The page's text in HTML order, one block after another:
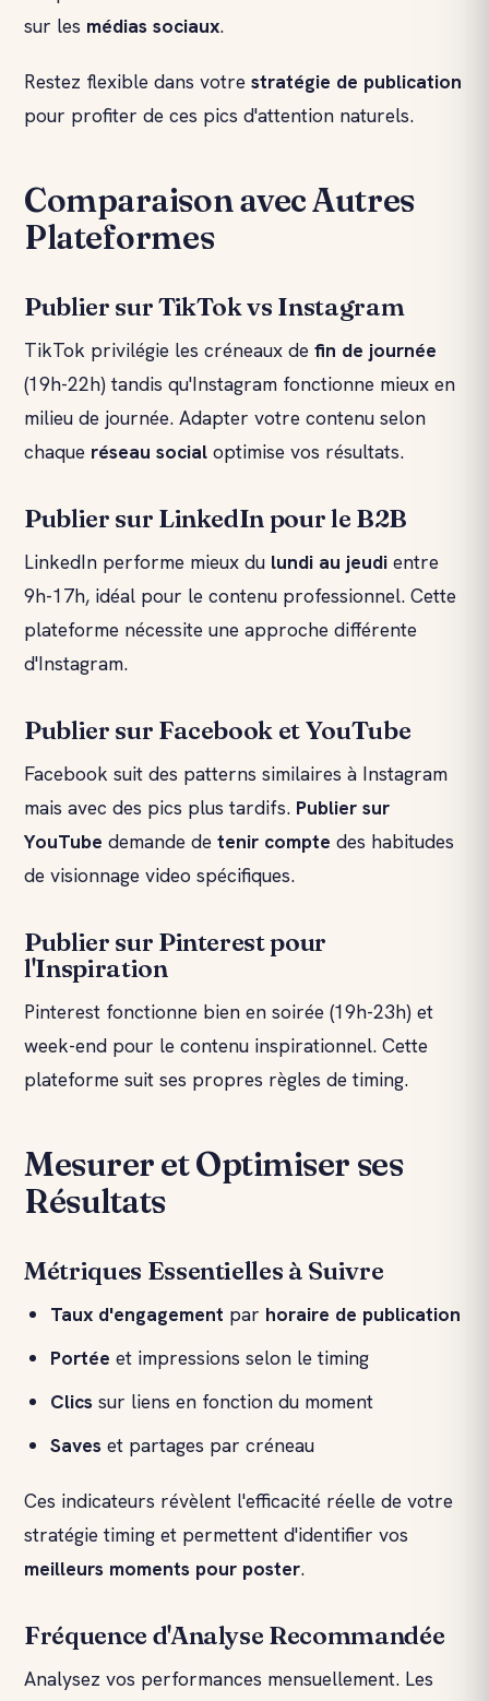
sur les médias sociaux.
Restez flexible dans votre stratégie de publication
pour profiter de ces pics d'attention naturels.
Comparaison avec Autres
Plateformes
Publier sur TikTok vs Instagram
TikTok privilégie les créneaux de fin de journée
(19h-22h) tandis qu'Instagram fonctionne mieux en
milieu de journée. Adapter votre contenu selon
chaque réseau social optimise vos résultats.
Publier sur LinkedIn pour le B2B
LinkedIn performe mieux du lundi au jeudi entre
9h-17h, idéal pour le contenu professionnel. Cette
plateforme nécessite une approche différente
d'Instagram.
Publier sur Facebook et YouTube
Facebook suit des patterns similaires à Instagram
mais avec des pics plus tardifs. Publier sur
YouTube demande de tenir compte des habitudes
de visionnage video spécifiques.
Publier sur Pinterest pour
l'Inspiration
Pinterest fonctionne bien en soirée (19h-23h) et
week-end pour le contenu inspirationnel. Cette
plateforme suit ses propres règles de timing.
Mesurer et Optimiser ses
Résultats
Métriques Essentielles à Suivre
Taux d'engagement par horaire de publication
Portée et impressions selon le timing
Clics sur liens en fonction du moment
Saves et partages par créneau
Ces indicateurs révèlent l'efficacité réelle de votre
stratégie timing et permettent d'identifier vos
meilleurs moments pour poster.
Fréquence d'Analyse Recommandée
Analysez vos performances mensuellement. Les